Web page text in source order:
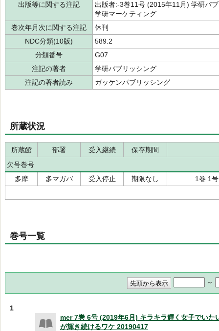
出版等に関する注記
出版者:-3巻11号 (2015年11月) 学研パ
学研マーケティング
巻次年月次に関する注記
休刊
NDC分類(10版)
589.2
分類番号
G07
注記の著者
学研パブリッシング
注記の著者読み
ガッケンパブリッシング
所蔵状況
所蔵館 部署 受入継続
保存期間
欠号巻号
多摩
多マガバ 受入停止 期限なし 1巻 1
巻号一覧
～
1
mer 7巻 6号 (2019年6月) キラキラ輝く女子でいた
が輝き続けるワケ 20190417